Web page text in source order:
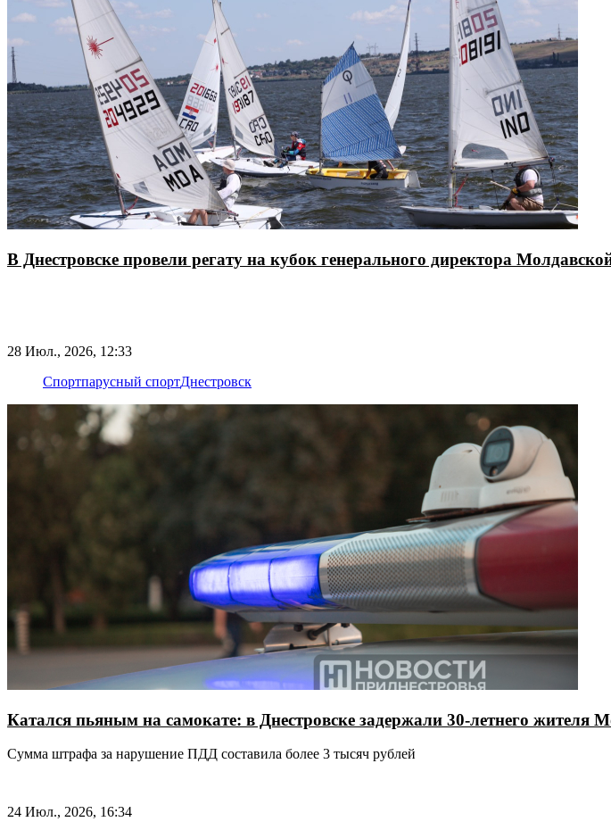
В Днестровске провели регату на кубок генерального директора
28 Июл., 2026, 12:33
Спортпарусный спортДнестровск
Катался пьяным на самокате: в Днестровске задержали 30-летнего жителя
Сумма штрафа за нарушение ПДД составила более 3 тысяч рублей
24 Июл., 2026, 16:34